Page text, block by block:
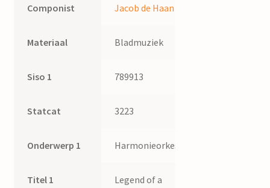
Componist Jacob de Haan
Materiaal Bladmuziek
Siso 1 789913
Statcat 3223
Onderwerp 1 Harmonieorkest
Titel 1
Legend of a